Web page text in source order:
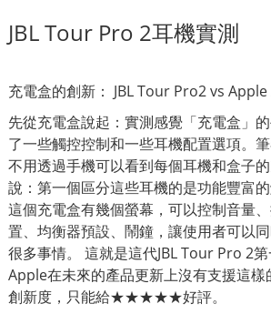
JBL Tour Pro 2耳機實測
充電盒的創新： JBL Tour Pro2 vs
先從充電盒說起：實測感覺「充電盒」
了一些觸控控制和一些耳機配置選項。
不用透過手機可以看到每個耳機和盒子
說：第一個區分這些耳機的是功能豐富的
這個充電盒有幾個螢幕，可以控制音量
置、均衡器預設、鬧鐘，讓使用者可以
很多事情。 這就是這代JBL Tour Pro 2
Apple在未來的產品更新上沒有支援這樣
創新度，只能給★★★★★好評。